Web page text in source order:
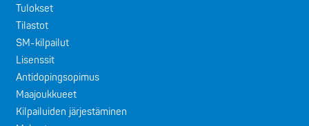
Tulokset
Tilastot
SM-kilpailut
Lisenssit
Antidopingsopimus
Maajoukkueet
Kilpailuiden järjestäminen